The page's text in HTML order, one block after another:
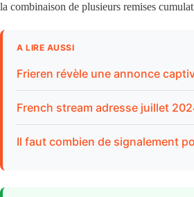
la combinaison de plusieurs remises
A LIRE AUSSI
Frieren révèle une annonce
French stream adresse juillet
Il faut combien de signalement